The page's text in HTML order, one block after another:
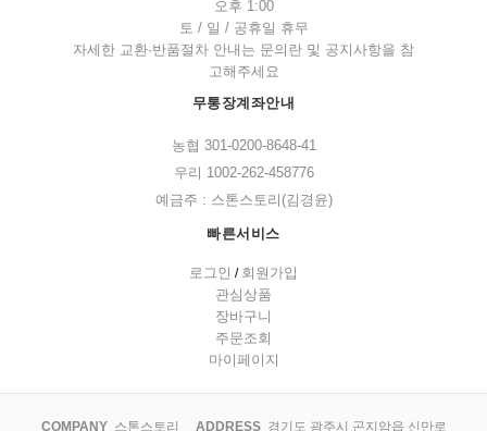
오후 1:00
토 / 일 / 공휴일 휴무
자세한 교환·반품절차 안내는 문의란 및 공지사항을 참
고해주세요
무통장계좌안내
농협 301-0200-8648-41
우리 1002-262-458776
예금주 : 스톤스토리(김경윤)
빠른서비스
로그인 / 회원가입
관심상품
장바구니
주문조회
마이페이지
COMPANY 스톤스토리 ADDRESS 경기도 광주시 곤지암읍 신만로